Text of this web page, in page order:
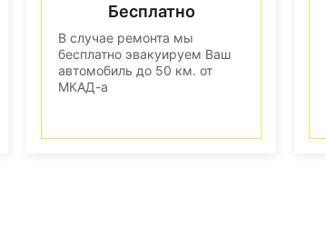
Бесплатно
В случае ремонта мы
бесплатно эвакуируем Ваш
автомобиль до 50 км. от
МКАД-а